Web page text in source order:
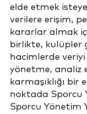
elde etmek
verilere erişim,
kararlar almak
birlikte, kulüpler
hacimlerde
yönetme, analiz
karmaşıklığı bir
noktada Sporcu
Sporcu Yönetim